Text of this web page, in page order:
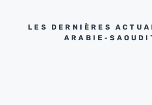
LES DERNIÈRES
ARABIE-